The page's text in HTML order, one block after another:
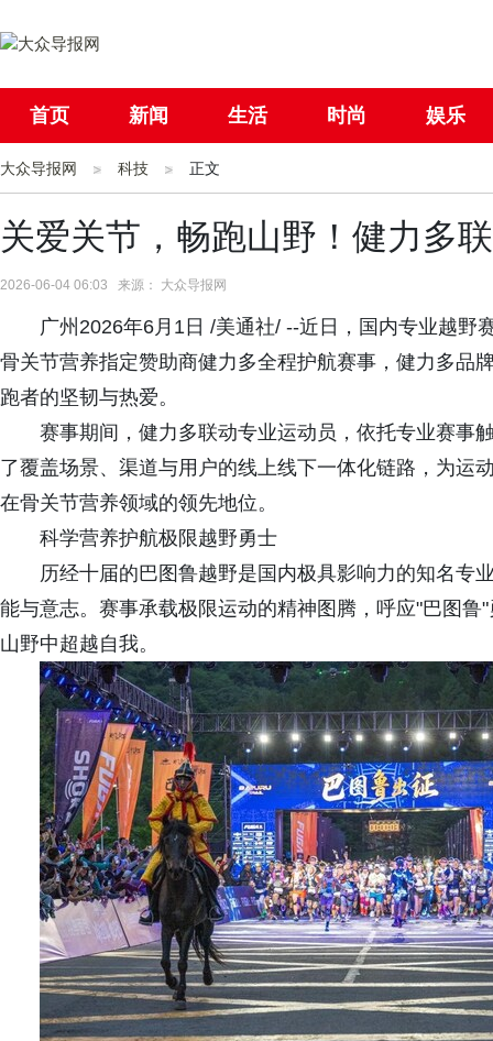
首页 新闻 生活 时尚 娱乐
社会 国际
大众导报网 科技 正文
关爱关节，畅跑山野！健力多
2026-06-04 06:03 来源： 大众导报网
广州2026年6月1日 /美通社/ --近日，国内专业越
骨关节营养指定赞助商健力多全程护航赛事，健力多品
跑者的坚韧与热爱。
赛事期间，健力多联动专业运动员，依托专业赛事
了覆盖场景、渠道与用户的线上线下一体化链路，为运
在骨关节营养领域的领先地位。
科学营养护航极限越野勇士
历经十届的巴图鲁越野是国内极具影响力的知名专
能与意志。赛事承载极限运动的精神图腾，呼应"巴图
山野中超越自我。